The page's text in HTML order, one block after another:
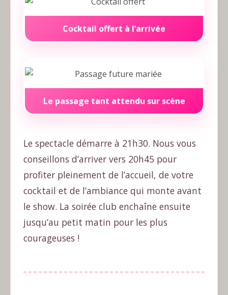
Cocktail offert à l’arrivée
Le passage tant attendu sur scène
Le spectacle démarre à 21h30. Nous vous
conseillons d’arriver vers 20h45 pour
profiter pleinement de l’accueil, de votre
cocktail et de l’ambiance qui monte avant
le show. La soirée club enchaîne ensuite
jusqu’au petit matin pour les plus
courageuses !